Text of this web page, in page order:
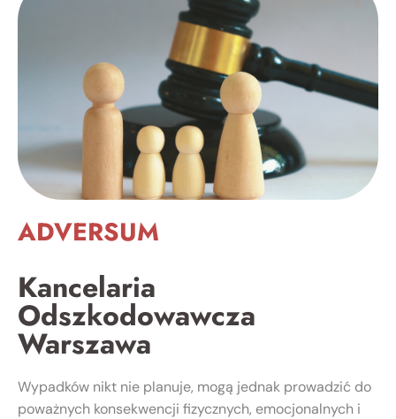
ADVERSUM
Kancelaria
Odszkodowawcza
Warszawa
Wypadków nikt nie planuje, mogą jednak prowadzić do
poważnych konsekwencji fizycznych, emocjonalnych i